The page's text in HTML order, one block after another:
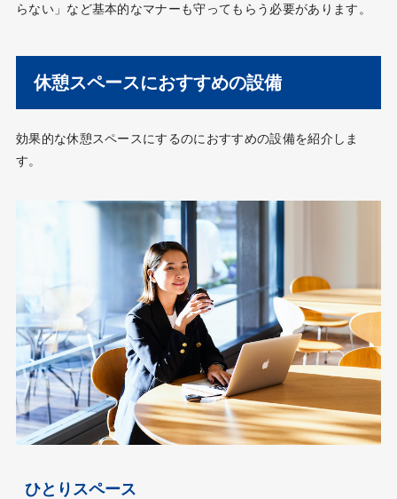
らない」など基本的なマナーも守ってもらう必要があります。
休憩スペースにおすすめの設備
効果的な休憩スペースにするのにおすすめの設備を紹介しま
す。
ひとりスペース